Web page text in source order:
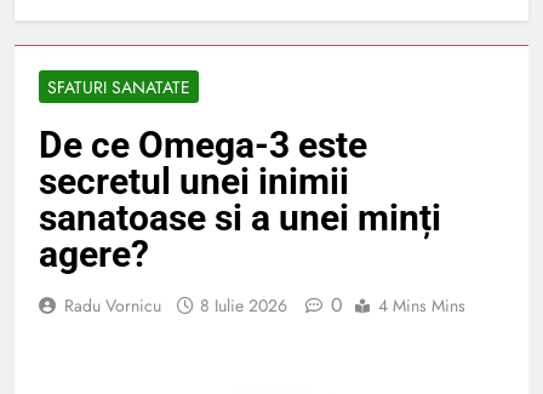
SFATURI SANATATE
De ce Omega-3 este
secretul unei inimii
sanatoase si a unei minți
agere?
Radu Vornicu 8 Iulie 2026 0 4 Mins Mins